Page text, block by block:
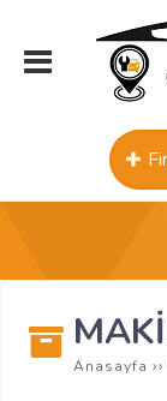
Anasayfa ››